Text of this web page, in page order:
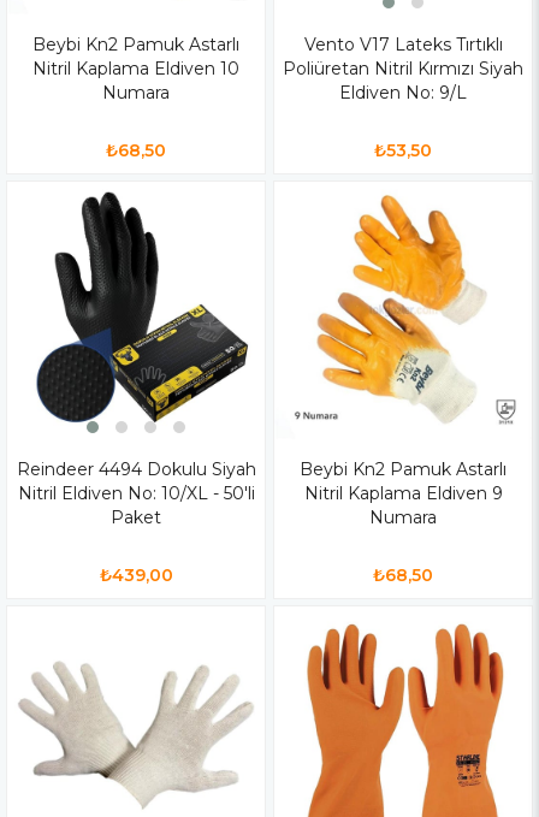
Beybi Kn2 Pamuk Astarlı
Nitril Kaplama Eldiven 10
Numara
₺68,50
Vento V17 Lateks Tırtıklı
Poliüretan Nitril Kırmızı Siyah
Eldiven No: 9/L
₺53,50
Reindeer 4494 Dokulu Siyah
Nitril Eldiven No: 10/XL - 50'li
Paket
₺439,00
Beybi Kn2 Pamuk Astarlı
Nitril Kaplama Eldiven 9
Numara
₺68,50